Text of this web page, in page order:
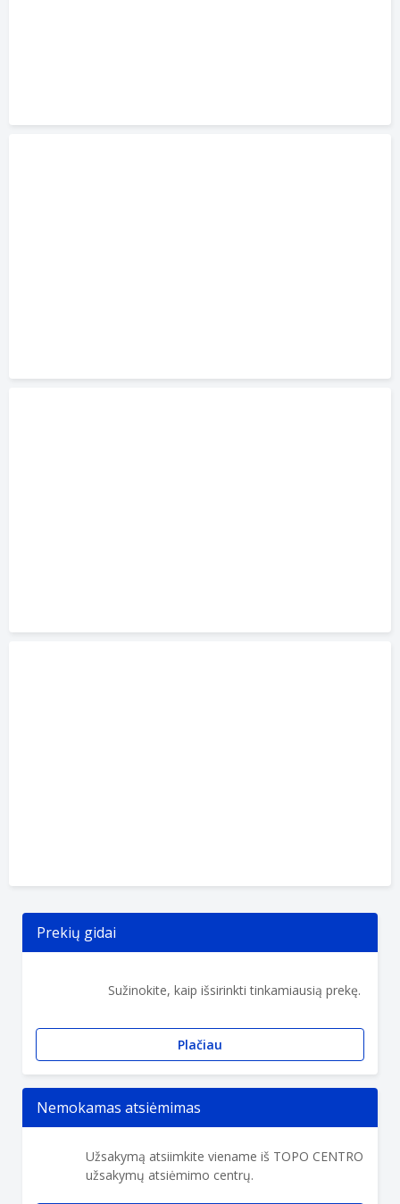
Prekių gidai
Sužinokite, kaip išsirinkti tinkamiausią prekę.
Plačiau
Nemokamas atsiėmimas
Užsakymą atsiimkite viename iš TOPO CENTRO
užsakymų atsiėmimo centrų.